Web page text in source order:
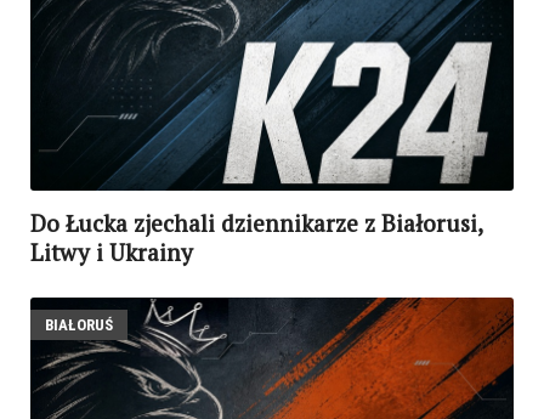
Do Łucka zjechali dziennikarze z Białorusi,
Litwy i Ukrainy
BIAŁORUŚ